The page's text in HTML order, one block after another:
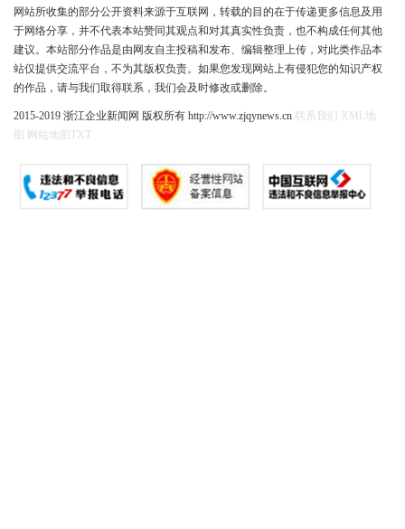
网站所收集的部分公开资料来源于互联网，转载的目的在于传递更多信息及用
于网络分享，并不代表本站赞同其观点和对其真实性负责，也不构成任何其他
建议。本站部分作品是由网友自主投稿和发布、编辑整理上传，对此类作品本
站仅提供交流平台，不为其版权负责。如果您发现网站上有侵犯您的知识产权
的作品，请与我们取得联系，我们会及时修改或删除。
2015-2019 浙江企业新闻网 版权所有 http://www.zjqynews.cn 联系我们
XML地
图
网站地图 TXT